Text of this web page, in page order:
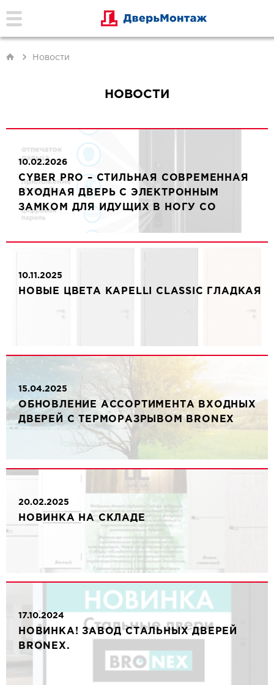
Новости
НОВОСТИ
10.02.2026
CYBER PRO – СТИЛЬНАЯ СОВРЕМЕННАЯ
ВХОДНАЯ ДВЕРЬ С ЭЛЕКТРОННЫМ
ЗАМКОМ ДЛЯ ИДУЩИХ В НОГУ СО
ВРЕМЕНЕМ.
10.11.2025
НОВЫЕ ЦВЕТА KAPELLI CLASSIC ГЛАДКАЯ
15.04.2025
ОБНОВЛЕНИЕ АССОРТИМЕНТА ВХОДНЫХ
ДВЕРЕЙ С ТЕРМОРАЗРЫВОМ BRONEX
20.02.2025
НОВИНКА НА СКЛАДЕ
17.10.2024
НОВИНКА! ЗАВОД СТАЛЬНЫХ ДВЕРЕЙ
BRONEX.